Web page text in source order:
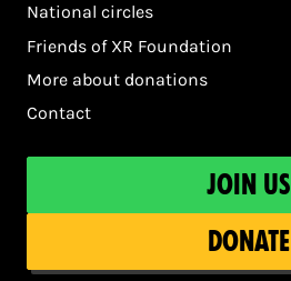
National circles
Friends of XR Foundation
More about donations
Contact
Join us
Donate